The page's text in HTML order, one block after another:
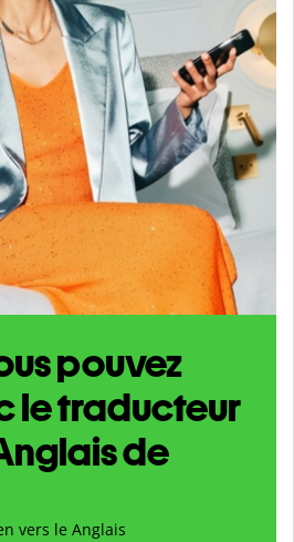
pouvez
le traducteur
de
vers le Anglais